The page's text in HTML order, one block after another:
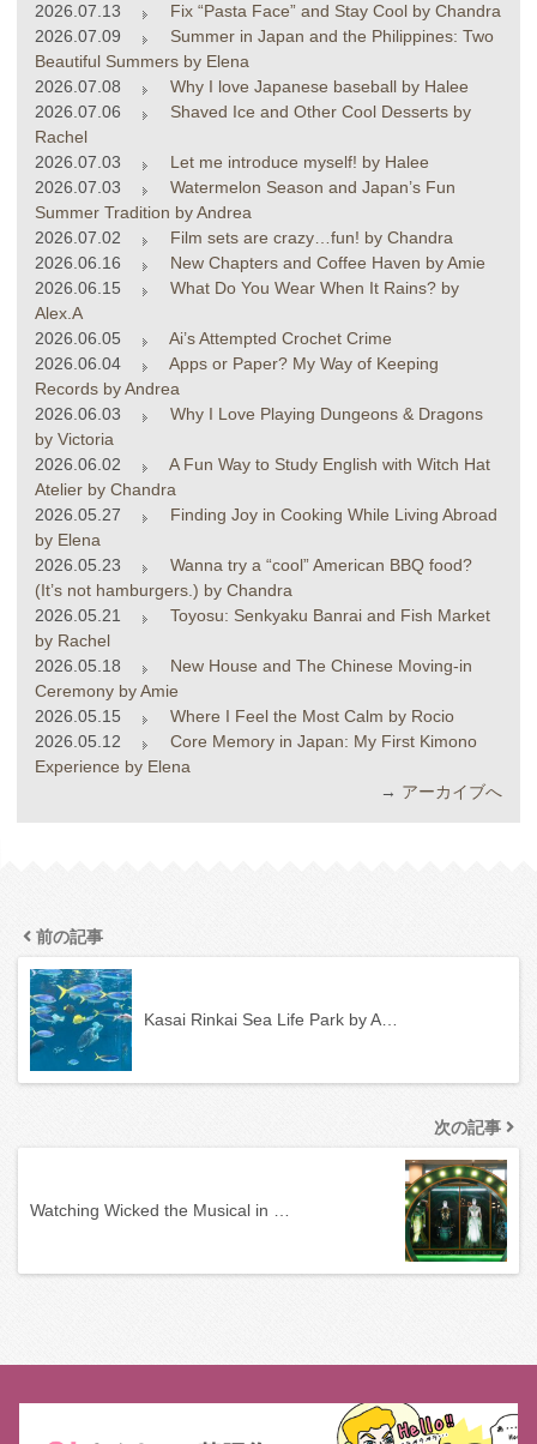
2026.07.13
Fix “Pasta Face” and Stay Cool by Chandra
2026.07.09
Summer in Japan and the Philippines: Two
Beautiful Summers by Elena
2026.07.08
Why I love Japanese baseball by Halee
2026.07.06
Shaved Ice and Other Cool Desserts by
Rachel
2026.07.03
Let me introduce myself! by Halee
2026.07.03
Watermelon Season and Japan’s Fun
Summer Tradition by Andrea
2026.07.02
Film sets are crazy…fun! by Chandra
2026.06.16
New Chapters and Coffee Haven by Amie
2026.06.15
What Do You Wear When It Rains? by
Alex.A
2026.06.05
Ai’s Attempted Crochet Crime
2026.06.04
Apps or Paper? My Way of Keeping
Records by Andrea
2026.06.03
Why I Love Playing Dungeons & Dragons
by Victoria
2026.06.02
A Fun Way to Study English with Witch Hat
Atelier by Chandra
2026.05.27
Finding Joy in Cooking While Living Abroad
by Elena
2026.05.23
Wanna try a “cool” American BBQ food?
(It’s not hamburgers.) by Chandra
2026.05.21
Toyosu: Senkyaku Banrai and Fish Market
by Rachel
2026.05.18
New House and The Chinese Moving-in
Ceremony by Amie
2026.05.15
Where I Feel the Most Calm by Rocio
2026.05.12
Core Memory in Japan: My First Kimono
Experience by Elena
→ アーカイブへ
前の記事
Kasai Rinkai Sea Life Park by A…
次の記事
Watching Wicked the Musical in …